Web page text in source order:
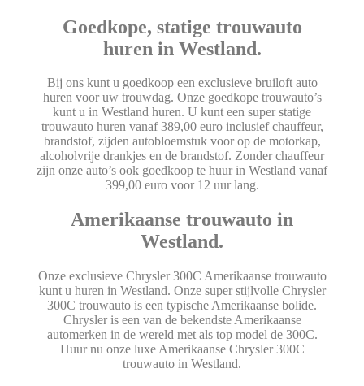
Goedkope, statige trouwauto
huren in Westland.
Bij ons kunt u goedkoop een exclusieve bruiloft auto
huren voor uw trouwdag. Onze goedkope trouwauto’s
kunt u in Westland huren. U kunt een super statige
trouwauto huren vanaf 389,00 euro inclusief chauffeur,
brandstof, zijden autobloemstuk voor op de motorkap,
alcoholvrije drankjes en de brandstof. Zonder chauffeur
zijn onze auto’s ook goedkoop te huur in Westland vanaf
399,00 euro voor 12 uur lang.
Amerikaanse trouwauto in
Westland.
Onze exclusieve Chrysler 300C Amerikaanse trouwauto
kunt u huren in Westland. Onze super stijlvolle Chrysler
300C trouwauto is een typische Amerikaanse bolide.
Chrysler is een van de bekendste Amerikaanse
automerken in de wereld met als top model de 300C.
Huur nu onze luxe Amerikaanse Chrysler 300C
trouwauto in Westland.